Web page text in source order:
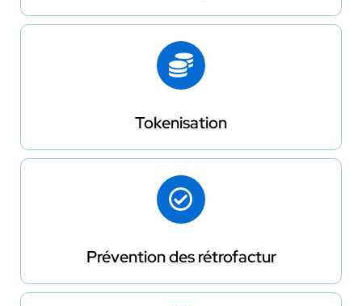
Tokenisation
Prévention des rétrofactur